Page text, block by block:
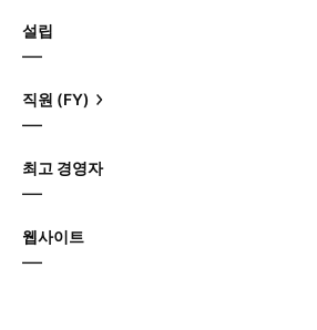
설립
—
직원 (FY)
—
최고 경영자
—
웹사이트
—